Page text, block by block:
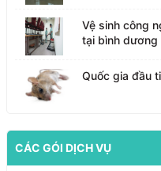
Vệ sinh công
tại bình dương
Quốc gia đầu
CÁC GÓI DỊCH VỤ